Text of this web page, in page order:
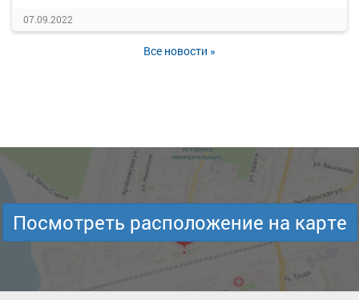
07.09.2022
Все новости »
Посмотреть расположение на карте